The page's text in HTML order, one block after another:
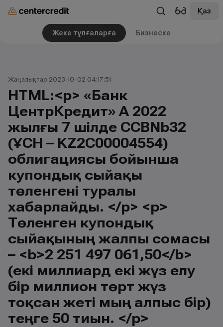
Қаз
Жеке тұлғаларға Бизнеске
Жаңалықтар 2023-10-02 04:17:51
HTML:<p> «Банк
ЦентрКредит» АҚ 2022
жылғы 7 шілде CCBNb32
(ҰСН – KZ2C00004554)
облигациясы бойынша
купондық сыйақы
төленгені туралы
хабарлайды. </p> <p>
Төленген купондық
сыйақының жалпы сомасы
– <b>2 251 497 061,50</b>
(екі миллиард екі жүз елу
бір миллион төрт жүз
тоқсан жеті мың алпыс бір)
теңге 50 тиын. </p>